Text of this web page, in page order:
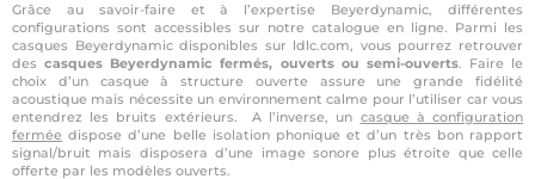
Grâce au savoir-faire et à l’expertise Beyerdynamic, différentes
configurations sont accessibles sur notre catalogue en ligne. Parmi les
casques Beyerdynamic disponibles sur ldlc.com, vous pourrez retrouver
descasques Beyerdynamic fermés, ouverts ou semi-ouverts. Faire le
choix d’un casque à structure ouverte assure une grande fidélité
acoustique mais nécessite un environnement calme pour l’utiliser car vous
entendrez les bruits extérieurs. A l’inverse, un casque à configuration
fermée dispose d’une belle isolation phonique et d’un très bon rapport
signal/bruit mais disposera d’une image sonore plus étroite que celle
offerte par les modèles ouverts.